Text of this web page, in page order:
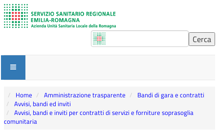
Home Amministrazione trasparente
Bandi di gara e contratti
Avvisi, bandi ed inviti
Avvisi, bandi e inviti per contratti di servizi e forniture soprasoglia
comunitaria